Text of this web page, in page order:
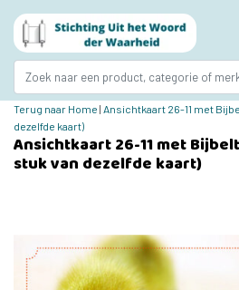
Terug naar Home | Ansichtkaart 26-11 met
dezelfde kaart)
Ansichtkaart 26-11 met
stuk van dezelfde kaart)